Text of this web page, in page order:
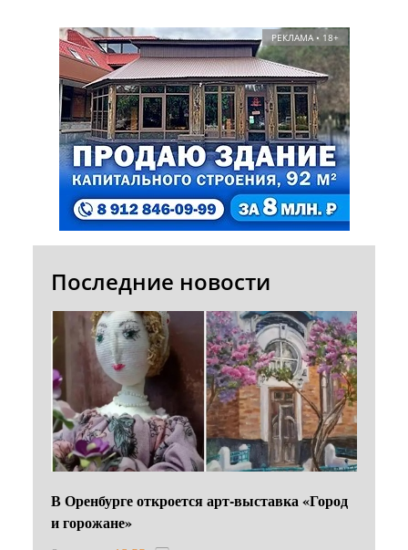
РЕКЛАМА • 18+
Последние новости
В Оренбурге откроется арт-выставка «Город
и горожане»